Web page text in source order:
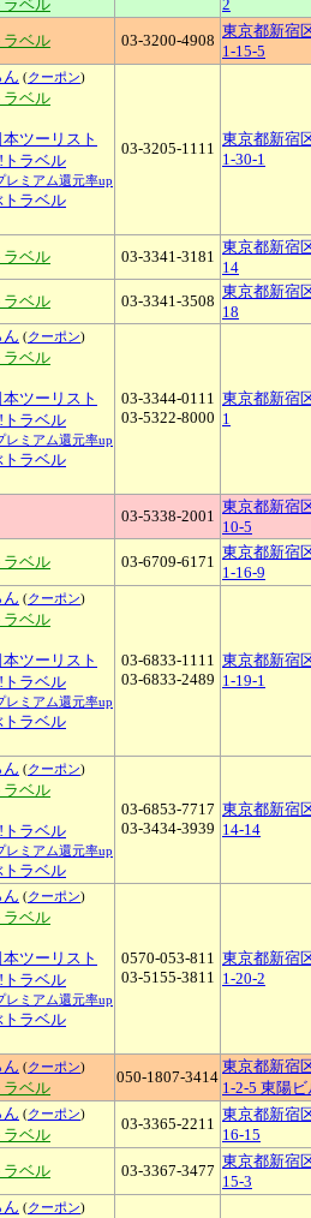
ベル
2
ベル 03-3200-4908
東京都新宿
1-15-5
ん (クーポン)
ベル
ツーリスト
トラベル
レミアム還元率up
トラベル
03-3205-1111
東京都新宿
1-30-1
ベル 03-3341-3181
東京都新宿
14
ベル 03-3341-3508
東京都新宿
18
ん (クーポン)
ベル
ツーリスト
トラベル
レミアム還元率up
トラベル
03-3344-0111
03-5322-8000
東京都新宿
1
03-5338-2001
東京都新宿
10-5
ベル 03-6709-6171
東京都新宿
1-16-9
ん (クーポン)
ベル
ツーリスト
トラベル
レミアム還元率up
トラベル
03-6833-1111
03-6833-2489
東京都新宿
1-19-1
ん (クーポン)
ベル
トラベル
レミアム還元率up
トラベル
03-6853-7717
03-3434-3939
東京都新宿
14-14
ん (クーポン)
ベル
ツーリスト
トラベル
レミアム還元率up
トラベル
0570-053-811
03-5155-3811
東京都新宿
1-20-2
ん (クーポン)
ベル
050-1807-3414
東京都新宿
1-2-5 東陽ビ
ん (クーポン)
ベル
03-3365-2211
東京都新宿
16-15
ベル 03-3367-3477
東京都新宿
15-3
ん (クーポン)